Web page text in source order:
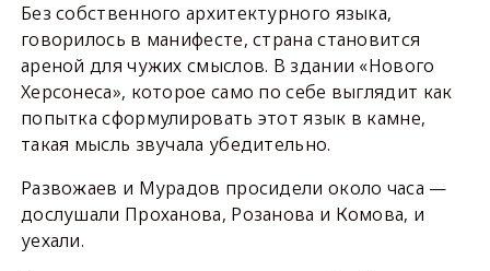
Без собственного архитектурного языка,
говорилось в манифесте, страна становится
ареной для чужих смыслов. В здании «Нового
Херсонеса», которое само по себе выглядит как
попытка сформулировать этот язык в камне,
такая мысль звучала убедительно.
Развожаев и Мурадов просидели около часа —
дослушали Проханова, Розанова и Комова, и
уехали.